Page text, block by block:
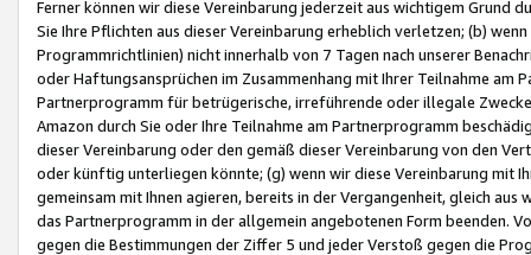
Ferner können wir diese Vereinbarung jederzeit aus wichtigem Grund
Sie Ihre Pflichten aus dieser Vereinbarung erheblich verletzen; (b)
Programmrichtlinien) nicht innerhalb von 7 Tagen nach unserer
oder Haftungsansprüchen im Zusammenhang mit Ihrer Teilnahme am
Partnerprogramm für betrügerische, irreführende oder illegale
Amazon durch Sie oder Ihre Teilnahme am Partnerprogramm
dieser Vereinbarung oder den gemäß dieser Vereinbarung von den
oder künftig unterliegen könnte; (g) wenn wir diese Vereinbarung mit
gemeinsam mit Ihnen agieren, bereits in der Vergangenheit, gleich
das Partnerprogramm in der allgemein angebotenen Form beenden.
gegen die Bestimmungen der Ziffer 5 und jeder Verstoß gegen die